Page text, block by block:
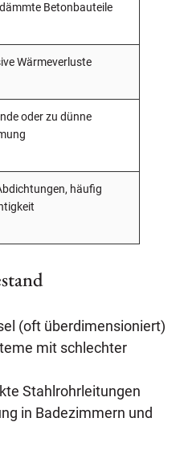
Betonbauteile
Wärmeverluste
oder zu dünne
häufig
(oft überdimensioniert)
mit schlechter
Stahlrohrleitungen
in Badezimmern und